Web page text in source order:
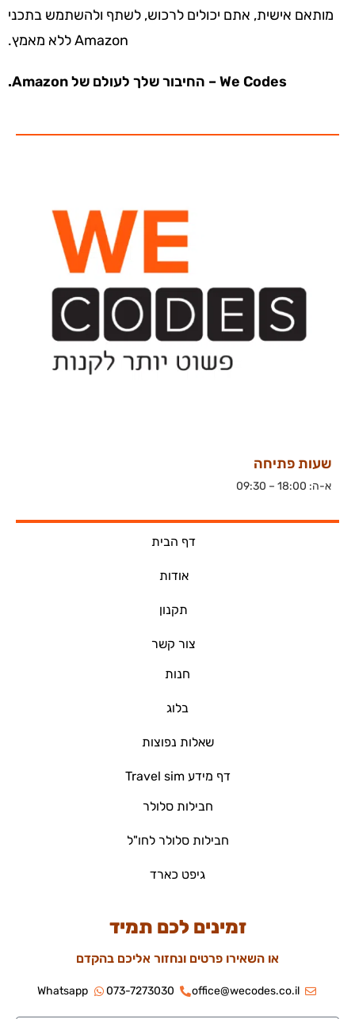
מותאם אישית, אתם יכולים לרכוש, לשתף ולהשתמש בתכני
Amazon ללא מאמץ.
We Codes – החיבור שלך לעולם של Amazon.
שעות פתיחה
א-ה: 18:00 – 09:30
דף הבית
אודות
תקנון
צור קשר
חנות
בלוג
שאלות נפוצות
דף מידע Travel sim
חבילות סלולר
חבילות סלולר לחו"ל
גיפט כארד
זמינים לכם תמיד
או השאירו פרטים ונחזור אליכם בהקדם
office@wecodes.co.il
073-7273030
Whatsapp